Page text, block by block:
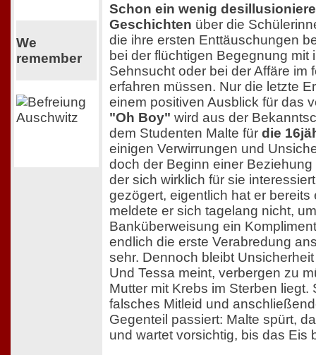
We
remember
Schon ein wenig
Geschichten über die
die ihre ersten Enttäuschungen
bei der flüchtigen Begegnung mit
Sehnsucht oder bei der Affäre im
erfahren müssen. Nur die letzte
einem positiven Ausblick für das
"Oh Boy" wird aus der
dem Studenten Malte für die
einigen Verwirrungen und
doch der Beginn einer
der sich wirklich für sie
gezögert, eigentlich hat er
meldete er sich tagelang nicht,
Banküberweisung ein
endlich die erste Verabredung
sehr. Dennoch bleibt
Und Tessa meint, verbergen zu
Mutter mit Krebs im Sterben liegt.
falsches Mitleid und
Gegenteil passiert: Malte spürt,
und wartet vorsichtig, bis das Eis